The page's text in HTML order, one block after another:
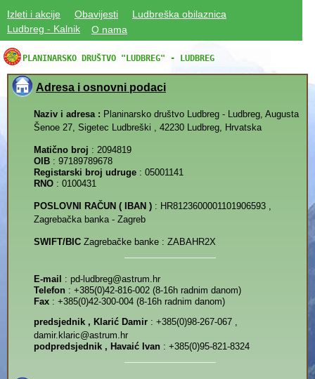
Izleti i akcije Obavijesti
Ludbreška obilaznica
Ludbreg - Kalnik
O nama
PLANINARSKO DRUŠTVO "LUDBREG" - LUDBREG
Adresa i osnovni podaci
Naziv i adresa : Planinarsko društvo Ludbreg - Ludbreg, Augusta
Šenoe 27, Sigetec Ludbreški , 42230 Ludbreg, Hrvatska
Matično broj : 2094819
OIB : 97189789678
Registarski broj udruge : 05001141
RNO : 0100431
POSLOVNI RAČUN ( IBAN ) : HR8123600001101906593 ,
Zagrebačka banka - Zagreb
SWIFT/BIC Zagrebačke banke : ZABAHR2X
E-mail : pd-ludbreg@astrum.hr
Telefon : +385(0)42-816-002 (8-16h radnim danom)
Fax : +385(0)42-300-004 (8-16h radnim danom)
predsjednik , Klarić Damir : +385(0)98-267-067 ,
damir.klaric@astrum.hr
podpredsjednik , Havaić Ivan : +385(0)95-821-8324